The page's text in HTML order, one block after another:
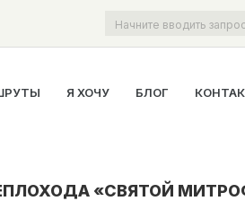
Я ХОЧУ БЛОГ
«СВЯТОЙ